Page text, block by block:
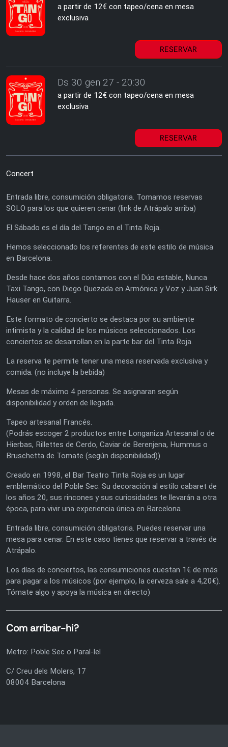
a partir de 12€ con tapeo/cena en mesa
exclusiva
RESERVAR
Ds 30 gen 27 - 20:30
a partir de 12€ con tapeo/cena en mesa
exclusiva
RESERVAR
Concert
Entrada libre, consumición obligatoria. Tomamos reservas
SOLO para los que quieren cenar (link de Atrápalo arriba)
El Sábado es el día del Tango en el Tinta Roja.
Hemos seleccionado los referentes de este estilo de música
en Barcelona.
Desde hace dos años contamos con el Dúo estable, Nunca
Taxi Tango, con Diego Quezada en Armónica y Voz y Juan Sirk
Hauser en Guitarra.
Este formato de concierto se destaca por su ambiente
intimista y la calidad de los músicos seleccionados. Los
conciertos se desarrollan en la parte bar del Tinta Roja.
La reserva te permite tener una mesa reservada exclusiva y
comida. (no incluye la bebida)
Mesas de máximo 4 personas. Se asignaran según
disponibilidad y orden de llegada.
Tapeo artesanal Francés.
(Podrás escoger 2 productos entre Longaniza Artesanal o de
Hierbas, Rillettes de Cerdo, Caviar de Berenjena, Hummus o
Bruschetta de Tomate (según disponibilidad))
Creado en 1998, el Bar Teatro Tinta Roja es un lugar
emblemático del Poble Sec. Su decoración al estilo cabaret de
los años 20, sus rincones y sus curiosidades te llevarán a otra
época, para vivir una experiencia única en Barcelona.
Entrada libre, consumición obligatoria. Puedes reservar una
mesa para cenar. En este caso tienes que reservar a través de
Atrápalo.
Los días de conciertos, las consumiciones cuestan 1€ de más
para pagar a los músicos (por ejemplo, la cerveza sale a 4,20€).
Tómate algo y apoya la música en directo)
Com arribar-hi?
Metro: Poble Sec o Paral-lel
C/ Creu dels Molers, 17
08004 Barcelona